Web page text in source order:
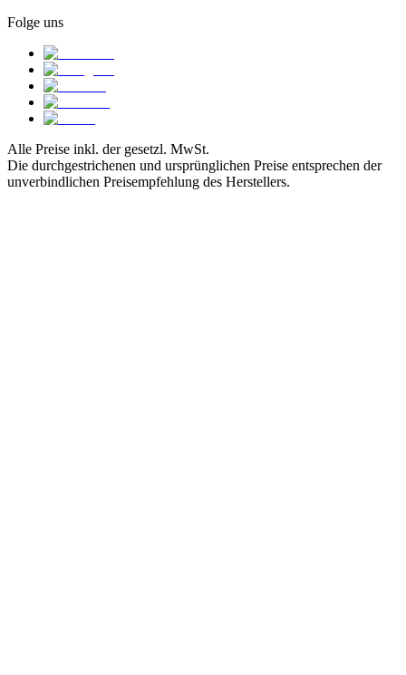
Folge uns
Alle Preise inkl. der gesetzl. MwSt.
Die durchgestrichenen und ursprünglichen Preise entsprechen der
unverbindlichen Preisempfehlung des Herstellers.